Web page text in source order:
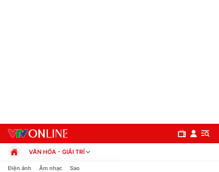
VĂN HÓA - GIẢI TRÍ
Chính trị
Điện ảnh Âm nhạc Sao